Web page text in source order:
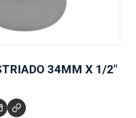
34MM X 1/2"